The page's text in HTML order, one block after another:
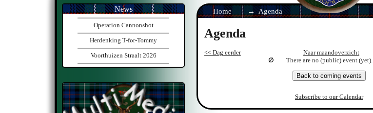
Home Agenda
Agenda
<< Dag eerder Naar maandoverzicht
There are no (public) event (yet).
Back to coming events
Subscribe to our Calendar
News
Operation Cannonshot
Herdenking T-for-Tommy
Voorthuizen Straalt 2026